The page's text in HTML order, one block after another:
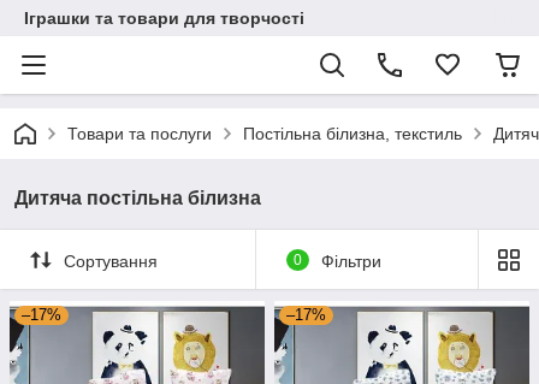
Іграшки та товари для творчості
Товари та послуги Постільна білизна, текстиль
Дитяча постільна білизна
Сортування 0 Фільтри
–17% –17%